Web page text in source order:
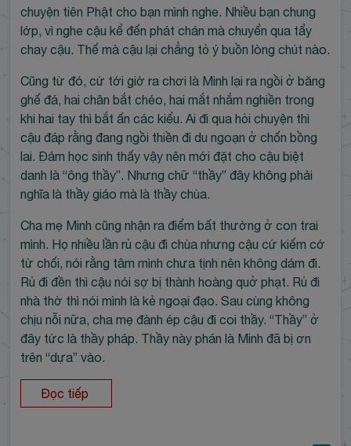
chuyện tiên Phật cho bạn mình nghe. Nhiều bạn chung
lớp, vì nghe cậu kể đến phát chán mà chuyển qua tẩy
chay cậu. Thế mà cậu lại chẳng tỏ ý buồn lòng chút nào.
Cũng từ đó, cứ tới giờ ra chơi là Minh lại ra ngồi ở băng
ghế đá, hai chân bắt chéo, hai mắt nhắm nghiền trong
khi hai tay thì bắt ấn các kiểu. Ai đi qua hỏi chuyện thì
cậu đáp rằng đang ngồi thiền đi du ngoạn ở chốn bồng
lai. Đám học sinh thấy vậy nên mới đặt cho cậu biệt
danh là “ông thầy”. Nhưng chữ “thầy” đây không phải
nghĩa là thầy giáo mà là thầy chùa.
Cha mẹ Minh cũng nhận ra điểm bất thường ở con trai
mình. Họ nhiều lần rủ cậu đi chùa nhưng cậu cứ kiếm cớ
từ chối, nói rằng tâm mình chưa tịnh nên không dám đi.
Rủ đi đền thì cậu nói sợ bị thành hoàng quở phạt. Rủ đi
nhà thờ thì nói mình là kẻ ngoại đạo. Sau cùng không
chịu nỗi nữa, cha mẹ đành ép cậu đi coi thầy. “Thầy” ở
đây tức là thầy pháp. Thầy này phán là Minh đã bị ơn
trên “dựa” vào.
Đọc tiếp